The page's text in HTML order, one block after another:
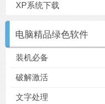
XP系统下载
电脑精品绿色软件
装机必备
破解激活
文字处理